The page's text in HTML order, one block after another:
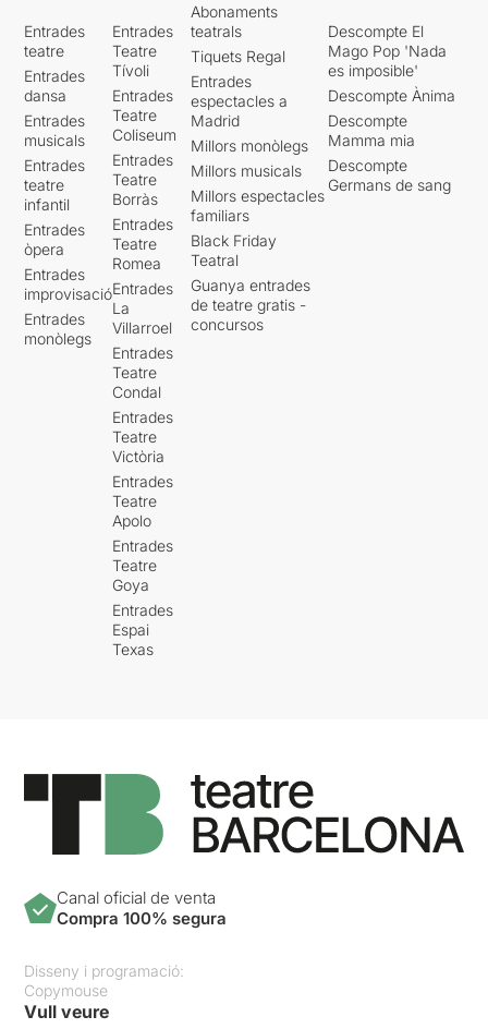
Entrades
teatre
Entrades
dansa
Entrades
musicals
Entrades
teatre
infantil
Entrades
òpera
Entrades
improvisació
Entrades
monòlegs
Entrades
Teatre
Tívoli
Entrades
Teatre
Coliseum
Entrades
Teatre
Borràs
Entrades
Teatre
Romea
Entrades
La
Villarroel
Entrades
Teatre
Condal
Entrades
Teatre
Victòria
Entrades
Teatre
Apolo
Entrades
Teatre
Goya
Entrades
Espai
Texas
Abonaments
teatrals
Tiquets Regal
Entrades
espectacles a
Madrid
Millors monòlegs
Millors musicals
Millors espectacles
familiars
Black Friday
Teatral
Guanya entrades
de teatre gratis -
concursos
Descompte El
Mago Pop 'Nada
es imposible'
Descompte Ànima
Descompte
Mamma mia
Descompte
Germans de sang
Canal oficial de venta
Compra 100% segura
Disseny i programació:
Copymouse
Vull veure